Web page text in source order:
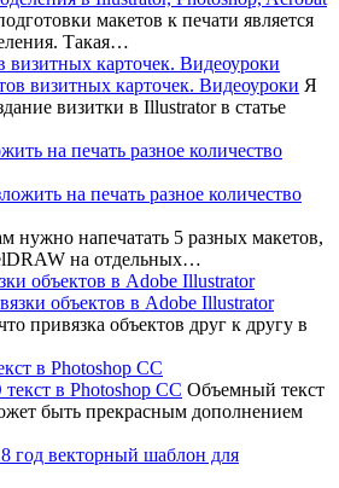
макетов к печати является
Такая…
визитных карточек. Видеоуроки
Я
визитки в Illustrator в статье
на печать разное количество
нужно напечатать 5 разных макетов,
на отдельных…
объектов в Adobe Illustrator
привязка объектов друг к другу в
в Photoshop CC
Объемный текст
быть прекрасным дополнением
год векторный шаблон для